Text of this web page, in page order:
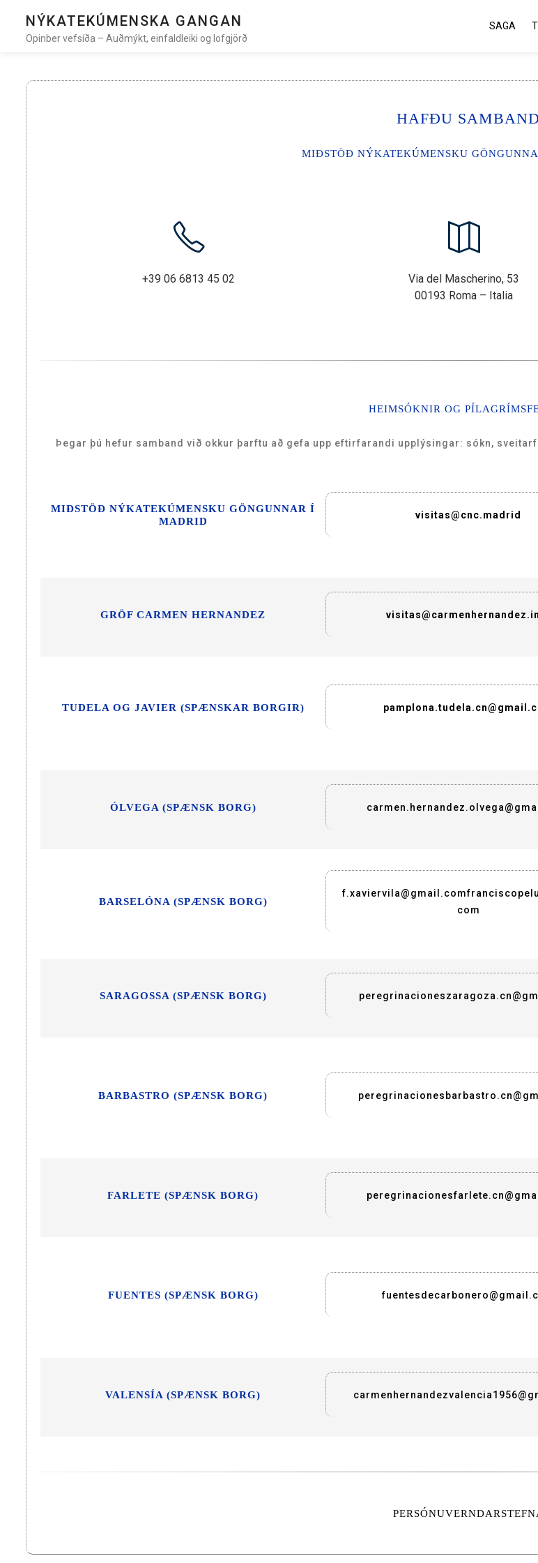
NÝKATEKÚMENSKA GANGAN
Opinber vefsíða – Auðmýkt, einfaldleiki og lofgjörð
SAGA
HAFÐU SAMBAND
MIÐSTÖÐ NÝKATEKÚMENSKU
+39 06 6813 45 02
Via del Mascherino, 53
00193 Roma – Italia
HEIMSÓKNIR OG
Þegar þú hefur samband við okkur þarftu að gefa upp eftirfarandi upplýsingar: sókn,
MIÐSTÖÐ NÝKATEKÚMENSKU GÖNGUNNAR Í
MADRID
visitas@cnc.madrid
GRÖF CARMEN HERNANDEZ
TUDELA OG JAVIER (SPÆNSKAR BORGIR)
ÓLVEGA (SPÆNSK BORG)
BARSELÓNA (SPÆNSK BORG)
f.xaviervila@gmail.com
com
SARAGOSSA (SPÆNSK BORG)
BARBASTRO (SPÆNSK BORG)
FARLETE (SPÆNSK BORG)
FUENTES (SPÆNSK BORG)
VALENSÍA (SPÆNSK BORG)